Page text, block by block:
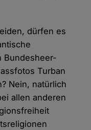
dürfen es
Bundesheer-
Turban
Nein, natürlich
allen anderen